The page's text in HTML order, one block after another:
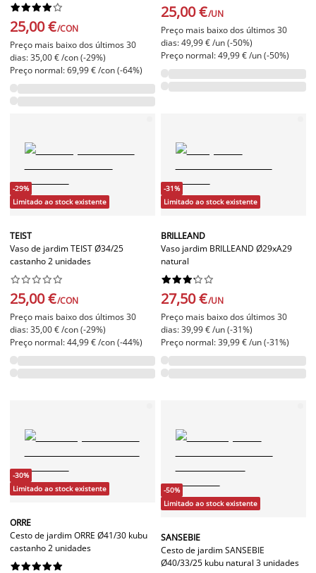






25,00 €/CON
Preço mais baixo dos últimos 30
dias: 35,00 € /con (-29%)
Preço normal: 69,99 € /con (-64%)
25,00 €/UN
Preço mais baixo dos últimos 30
dias: 49,99 € /un (-50%)
Preço normal: 49,99 € /un (-50%)
-29%
Limitado ao stock existente
TEIST
Vaso de jardim TEIST Ø34/25
castanho 2 unidades






25,00 €/CON
Preço mais baixo dos últimos 30
dias: 35,00 € /con (-29%)
Preço normal: 44,99 € /con (-44%)
-31%
Limitado ao stock existente
BRILLEAND
Vaso jardim BRILLEAND Ø29xA29
natural






27,50 €/UN
Preço mais baixo dos últimos 30
dias: 39,99 € /un (-31%)
Preço normal: 39,99 € /un (-31%)
-30%
Limitado ao stock existente
ORRE
Cesto de jardim ORRE Ø41/30 kubu
castanho 2 unidades






-50%
Limitado ao stock existente
SANSEBIE
Cesto de jardim SANSEBIE
Ø40/33/25 kubu natural 3 unidades